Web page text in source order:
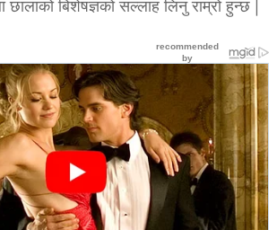
छालाको बिशेषज्ञको सल्लाह लिनु राम्रो हुन्छ |